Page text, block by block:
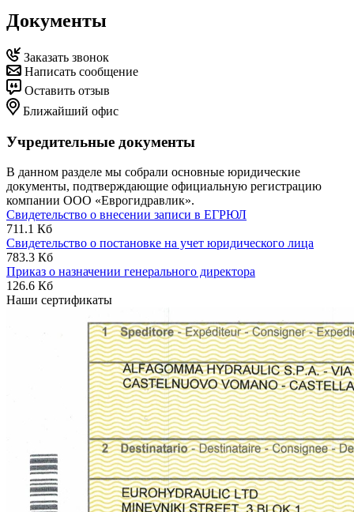
Документы
Заказать звонок
Написать сообщение
Оставить отзыв
Ближайший офис
Учредительные документы
В данном разделе мы собрали основные юридические
документы, подтверждающие официальную регистрацию
компании ООО «Еврогидравлик».
Свидетельство о внесении записи в ЕГРЮЛ
711.1 Кб
Свидетельство о постановке на учет юридического лица
783.3 Кб
Приказ о назначении генерального директора
126.6 Кб
Наши сертификаты